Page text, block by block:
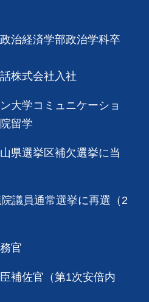
治経済学部政治学科卒
株式会社入社
大学コミュニケーショ
留学
県選挙区補欠選挙に当
議員通常選挙に再選（2
官
補佐官（第1次安倍内